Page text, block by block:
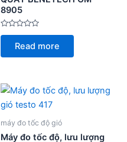
8905
Rated
of
Read more
máy đo tốc độ gió
Máy đo tốc độ, lưu lượng